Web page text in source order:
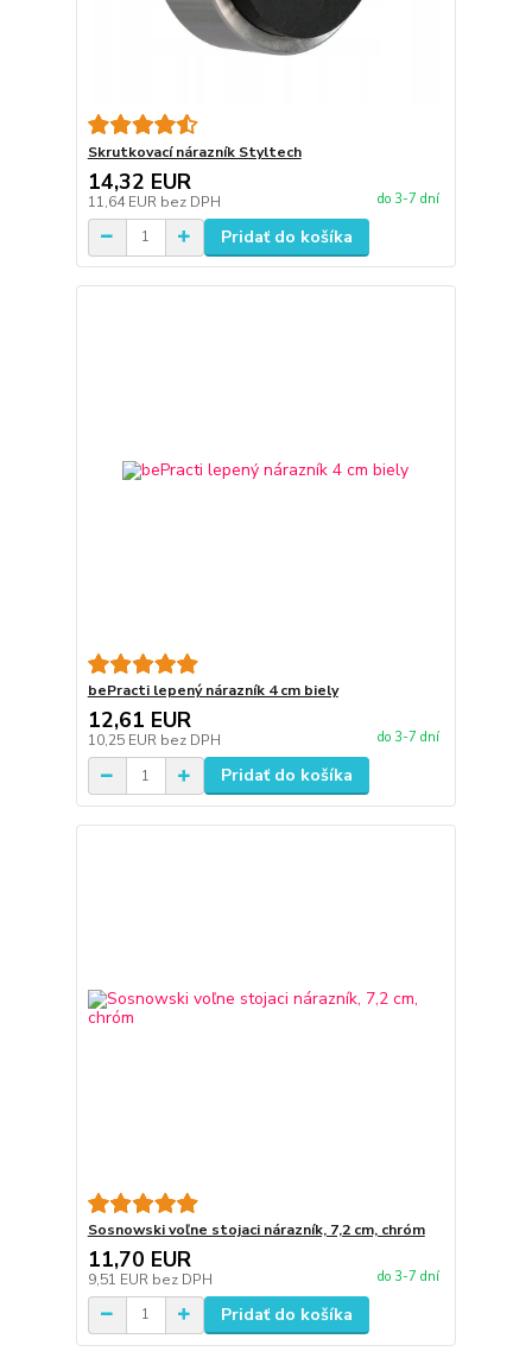
Skrutkovací nárazník Styltech
14,32 EUR
11,64 EUR bez DPH do 3-7 dní
Pridať do košíka
bePracti lepený nárazník 4 cm biely
12,61 EUR
10,25 EUR bez DPH do 3-7 dní
Pridať do košíka
Sosnowski voľne stojaci nárazník, 7,2 cm, chróm
11,70 EUR
9,51 EUR bez DPH do 3-7 dní
Pridať do košíka